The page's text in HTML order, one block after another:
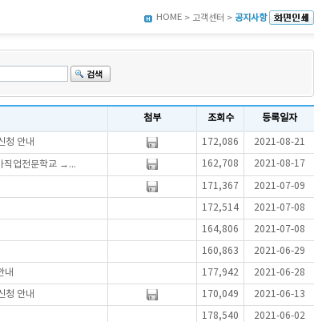
HOME > 고객센터 > 공지사항
첨부 조회수 등록일자
청 안내 172,086 2021-08-21
직업전문학교 →... 162,708 2021-08-17
171,367 2021-07-09
172,514 2021-07-08
164,806 2021-07-08
160,863 2021-06-29
내 177,942 2021-06-28
청 안내 170,049 2021-06-13
178,540 2021-06-02